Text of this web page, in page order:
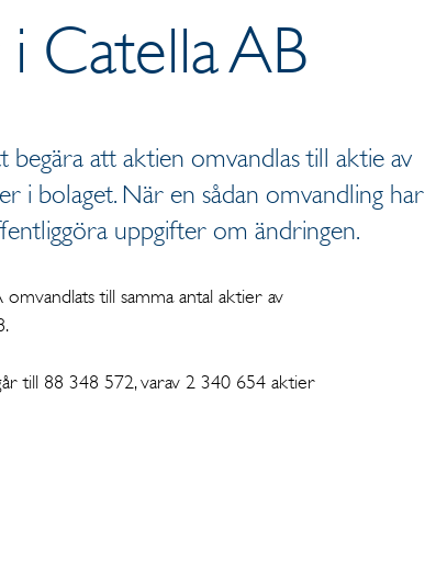
Catella AB
begära att aktien omvandlas till aktie av
i bolaget. När en sådan omvandling har
uppgifter om ändringen.
till samma antal aktier av
till 88 348 572, varav 2 340 654 aktier